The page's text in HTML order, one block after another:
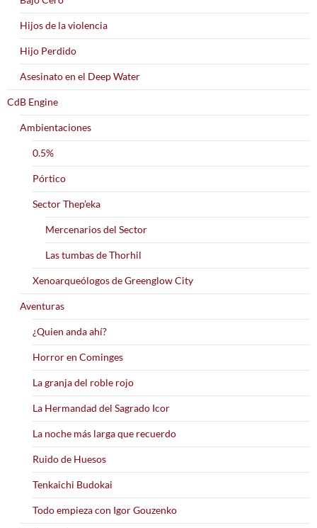
Hijos de la violencia
Hijo Perdido
Asesinato en el Deep Water
CdB Engine
Ambientaciones
0.5%
Pórtico
Sector Thep’eka
Mercenarios del Sector
Las tumbas de Thorhil
Xenoarqueólogos de Greenglow City
Aventuras
¿Quien anda ahí?
Horror en Cominges
La granja del roble rojo
La Hermandad del Sagrado Icor
La noche más larga que recuerdo
Ruido de Huesos
Tenkaichi Budokai
Todo empieza con Igor Gouzenko